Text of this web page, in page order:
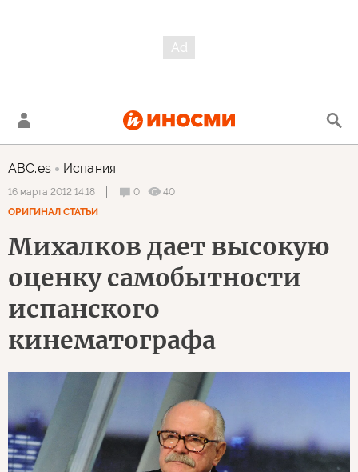
ABC.es Испания
16 марта 2012 14:18 0
40
ОРИГИНАЛ СТАТЬИ
Михалков дает высокую
оценку самобытности
испанского
кинематографа